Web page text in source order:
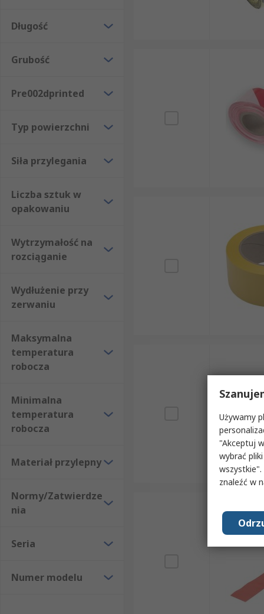
Długość
Grubość
Pre002dprinted
Typ powierzchni
Siła przylegania
Liczba sztuk w
opakowaniu
Wytrzymałość na
rozciąganie
Wydłużenie przy
zerwaniu
Maksymalna
temperatura
robocza
Minimalna
temperatura
robocza
Materiał przylepny
Normy/Zatwierdze
nia
Seria
Numer modelu
Używamy
"Akceptuj
wybrać
znaleźć w